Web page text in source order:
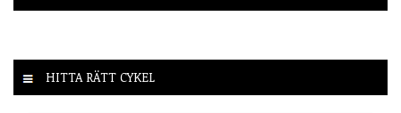
HITTA RÄTT CYKEL